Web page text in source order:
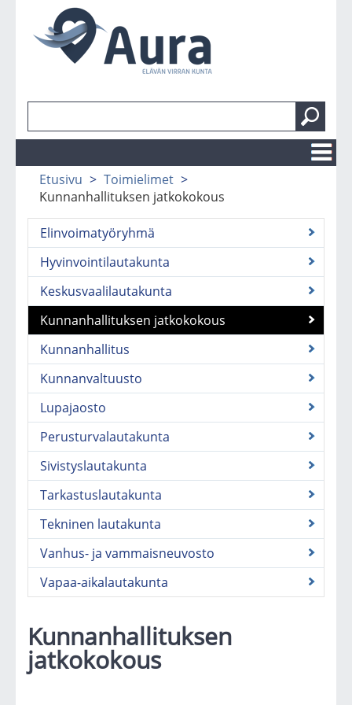
Etusivu
Toimielimet
Viranhaltijat
Hankkeet
Kaavat
Etusivu > Toimielimet >
Kunnanhallituksen jatkokokous
Elinvoimatyöryhmä
Hyvinvointilautakunta
Keskusvaalilautakunta
Kunnanhallituksen jatkokokous
Kunnanhallitus
Kunnanvaltuusto
Lupajaosto
Perusturvalautakunta
Sivistyslautakunta
Tarkastuslautakunta
Tekninen lautakunta
Vanhus- ja vammaisneuvosto
Vapaa-aikalautakunta
Kunnanhallituksen
jatkokokous